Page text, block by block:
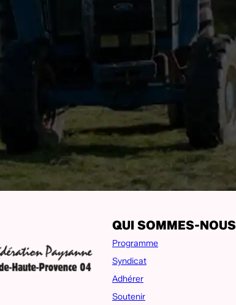
QUI SOMMES-NOUS
Programme
Syndicat
Adhérer
Soutenir